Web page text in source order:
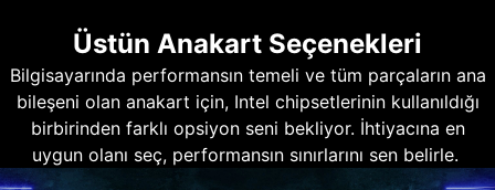
Üstün Anakart Seçenekleri
Bilgisayarında performansın temeli ve tüm parçaların ana
bileşeni olan anakart için, Intel chipsetlerinin kullanıldığı
birbirinden farklı opsiyon seni bekliyor. İhtiyacına en
uygun olanı seç, performansın sınırlarını sen belirle.